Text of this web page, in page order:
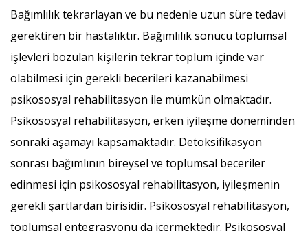
Bağımlılık tekrarlayan ve bu nedenle uzun süre tedavi
gerektiren bir hastalıktır. Bağımlılık sonucu toplumsal
işlevleri bozulan kişilerin tekrar toplum içinde var
olabilmesi için gerekli becerileri kazanabilmesi
psikososyal rehabilitasyon ile mümkün olmaktadır.
Psikososyal rehabilitasyon, erken iyileşme döneminden
sonraki aşamayı kapsamaktadır. Detoksifikasyon
sonrası bağımlının bireysel ve toplumsal beceriler
edinmesi için psikososyal rehabilitasyon, iyileşmenin
gerekli şartlardan birisidir. Psikososyal rehabilitasyon,
toplumsal entegrasyonu da içermektedir. Psikososyal